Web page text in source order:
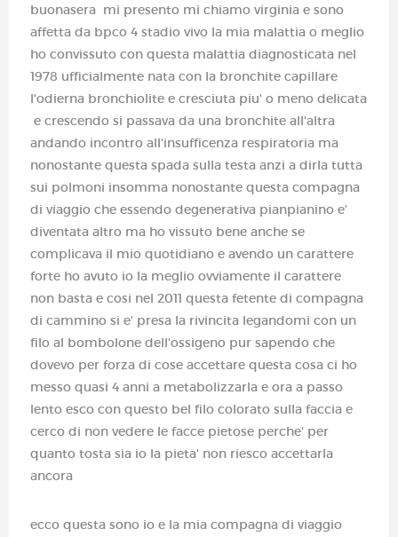
buonasera mi presento mi chiamo virginia e sono
affetta da bpco 4 stadio vivo la mia malattia o meglio
ho convissuto con questa malattia diagnosticata nel
1978 ufficialmente nata con la bronchite capillare
l'odierna bronchiolite e cresciuta piu' o meno delicata
e crescendo si passava da una bronchite all'altra
andando incontro all'insufficenza respiratoria ma
nonostante questa spada sulla testa anzi a dirla tutta
sui polmoni insomma nonostante questa compagna
di viaggio che essendo degenerativa pianpianino e'
diventata altro ma ho vissuto bene anche se
complicava il mio quotidiano e avendo un carattere
forte ho avuto io la meglio ovviamente il carattere
non basta e cosi nel 2011 questa fetente di compagna
di cammino si e' presa la rivincita legandomi con un
filo al bombolone dell'ossigeno pur sapendo che
dovevo per forza di cose accettare questa cosa ci ho
messo quasi 4 anni a metabolizzarla e ora a passo
lento esco con questo bel filo colorato sulla faccia e
cerco di non vedere le facce pietose perche' per
quanto tosta sia io la pieta' non riesco accettarla
ancora
ecco questa sono io e la mia compagna di viaggio